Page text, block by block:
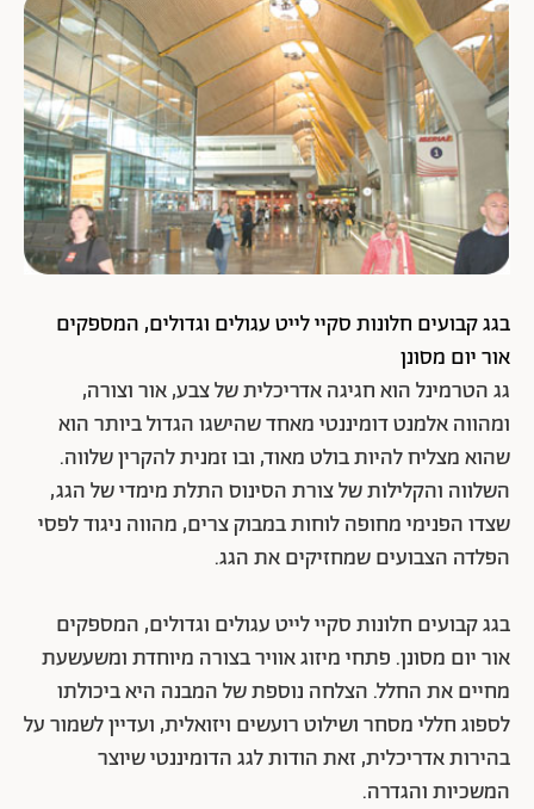
בגג קבועים חלונות סקיי לייט עגולים וגדולים, המספקים
אור יום מסונן
גג הטרמינל הוא חגיגה אדריכלית של צבע, אור וצורה,
ומהווה אלמנט דומיננטי מאחד שהישגו הגדול ביותר הוא
שהוא מצליח להיות בולט מאוד, ובו זמנית להקרין שלווה.
השלווה והקלילות של צורת הסינוס התלת מימדי של הגג,
שצדו הפנימי מחופה לוחות במבוק צרים, מהווה ניגוד לפסי
הפלדה הצבועים שמחזיקים את הגג.
בגג קבועים חלונות סקיי לייט עגולים וגדולים, המספקים
אור יום מסונן. פתחי מיזוג אוויר בצורה מיוחדת ומשעשעת
מחיים את החלל. הצלחה נוספת של המבנה היא ביכולתו
לספוג חללי מסחר ושילוט רועשים ויזואלית, ועדיין לשמור על
בהירות אדריכלית, זאת הודות לגג הדומיננטי שיוצר
המשכיות והגדרה.